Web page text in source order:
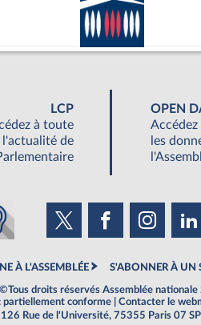
LCP
à toute
l'actualité de
OPEN
les
À L'ASSEMBLÉE S'ABONNER À UN
©Tous droits réservés Assemblée nationale
partiellement conforme Contacter le
Rue de l'Université, 75355 Paris 07